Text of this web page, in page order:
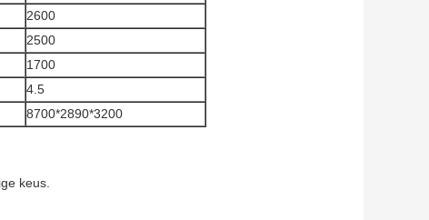
2600
2500
1700
4.5
8700*2890*3200
keus.